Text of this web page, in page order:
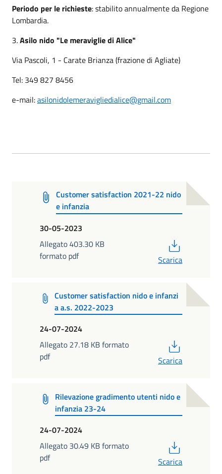
Periodo per le richieste: stabilito annualmente da Regione
Lombardia.
3.Asilo nido "Le meraviglie di Alice"
Via Pascoli, 1 - Carate Brianza (frazione di Agliate)
Tel: 349 827 8456
e-mail:asilonidolemeravigliedialice@gmail.com
Customer satisfaction 2021-22 nido
e infanzia
30-05-2023
Allegato 403.30 KB
formato pdf
Scarica
Customer satisfaction nido e infanzi
a a.s. 2022-2023
24-07-2024
Allegato 27.18 KB formato
pdf
Scarica
Rilevazione gradimento utenti nido e
infanzia 23-24
24-07-2024
Allegato 30.49 KB formato
pdf
Scarica